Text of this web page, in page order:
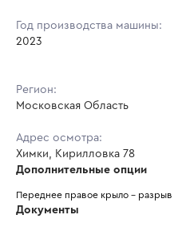
Год производства машины:
2023
Регион:
Московская Область
Адрес осмотра:
Химки, Кирилловка 78
Дополнительные опции
Переднее правое крыло - разрыв
Документы